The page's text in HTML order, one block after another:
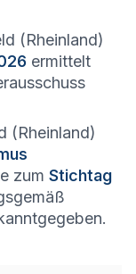
(Rheinland)
ermittelt
(Rheinland)
zum Stichtag